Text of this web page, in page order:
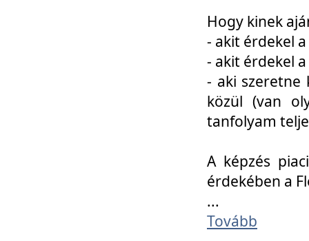
Hogy kinek
- akit érdekel
- akit érdekel
- aki szeretne
közül (van
tanfolyam
A képzés
érdekében a
...
Tovább